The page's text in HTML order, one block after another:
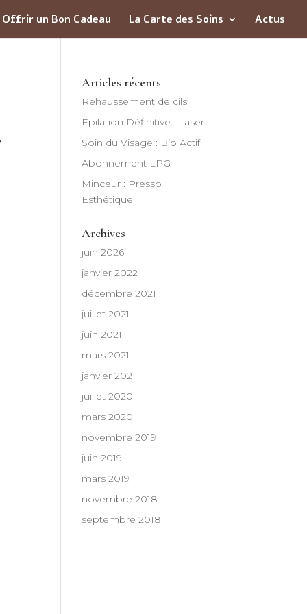
Offrir un Bon Cadeau La Carte des Soins Actus
Articles récents
Rehaussement de cils
Epilation Définitive : Laser
Soin du Visage : Bio Actif
Abonnement LPG
Minceur : Presso
Esthétique
Archives
juin 2026
janvier 2022
décembre 2021
juillet 2021
juin 2021
mars 2021
janvier 2021
juillet 2020
mars 2020
novembre 2019
juin 2019
mars 2019
novembre 2018
septembre 2018